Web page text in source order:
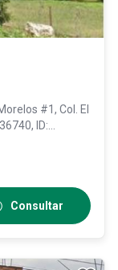
#1, Col. El
, ID:
Consultar